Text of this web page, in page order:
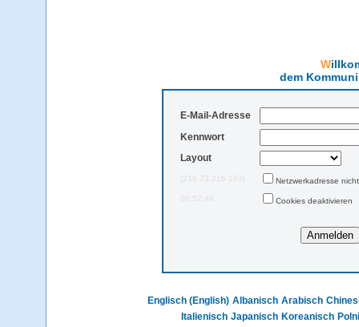
dem
E-Mail-Adresse
Kennwort
Layout
[216.73.216.163]
Netzwerkadresse
06:52:44
Cookies deaktivieren
Englisch (English) Albanisch Arabisch
Italienisch Japanisch Koreanisch